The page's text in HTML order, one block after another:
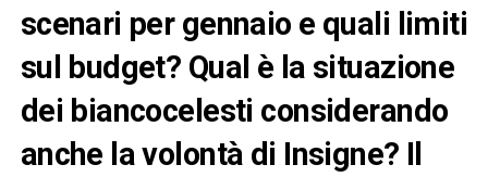
scenari per gennaio e quali limiti
sul budget? Qual è la situazione
dei biancocelesti considerando
anche la volontà di Insigne? Il